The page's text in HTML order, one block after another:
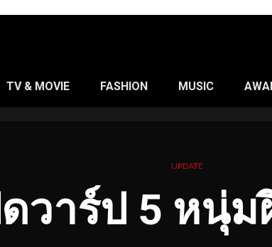
TV & MOVIE FASHION MUSIC
UPDATE
ดวาร์ป 5 หนุ่